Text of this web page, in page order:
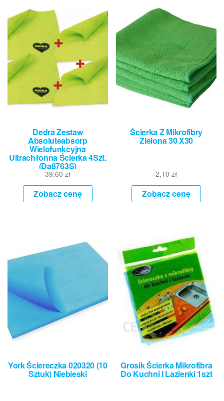
Dedra Zestaw
Absoluteabsorp
Wielofunkcyjna
Ultrachłonna Ścierka 4Szt.
(Da8763S)
39,60 zł
Zobacz cenę
Ścierka Z Mikrofibry
Zielona 30 X30
2,10zł
Zobacz cenę
York Ściereczka 020320 (10
Sztuk) Niebieski
Grosik Ścierka Mikrofibra
Do Kuchni I Lazienki 1szt